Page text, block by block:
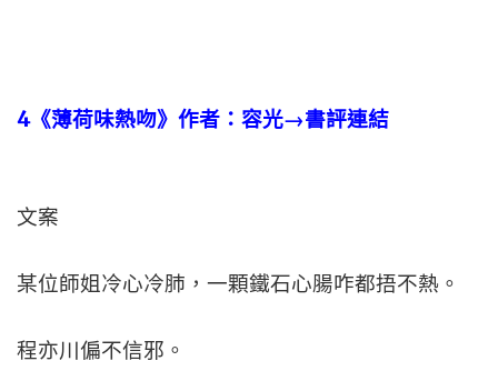
4《薄荷味熱吻》作者：容光→書評連結
文案
某位師姐冷心冷肺，一顆鐵石心腸咋都捂不熱。
程亦川偏不信邪。